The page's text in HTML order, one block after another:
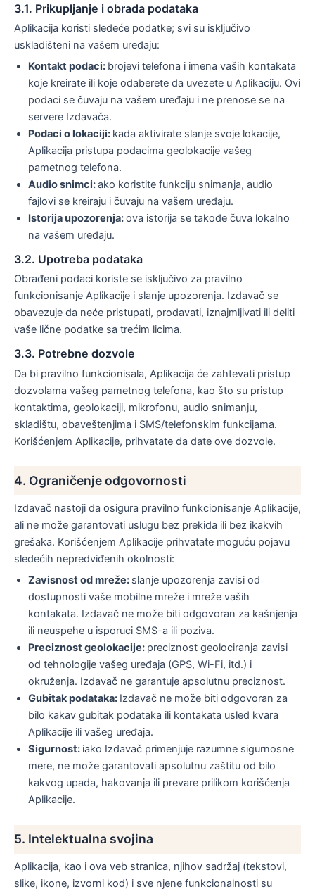
3.1. Prikupljanje i obrada podataka
Aplikacija koristi sledeće podatke; svi su isključivo
uskladišteni na vašem uređaju:
Kontakt podaci: brojevi telefona i imena vaših kontakata
koje kreirate ili koje odaberete da uvezete u Aplikaciju. Ovi
podaci se čuvaju na vašem uređaju i ne prenose se na
servere Izdavača.
Podaci o lokaciji: kada aktivirate slanje svoje lokacije,
Aplikacija pristupa podacima geolokacije vašeg
pametnog telefona.
Audio snimci:ako koristite funkciju snimanja, audio
fajlovi se kreiraju i čuvaju na vašem uređaju.
Istorija upozorenja:ova istorija se takođe čuva lokalno
na vašem uređaju.
3.2. Upotreba podataka
Obrađeni podaci koriste se isključivo za pravilno
funkcionisanje Aplikacije i slanje upozorenja. Izdavač se
obavezuje da neće pristupati, prodavati, iznajmljivati ili deliti
vaše lične podatke sa trećim licima.
3.3. Potrebne dozvole
Da bi pravilno funkcionisala, Aplikacija će zahtevati pristup
dozvolama vašeg pametnog telefona, kao što su pristup
kontaktima, geolokaciji, mikrofonu, audio snimanju,
skladištu, obaveštenjima i SMS/telefonskim funkcijama.
Korišćenjem Aplikacije, prihvatate da date ove dozvole.
4. Ograničenje odgovornosti
Izdavač nastoji da osigura pravilno funkcionisanje Aplikacije,
ali ne može garantovati uslugu bez prekida ili bez ikakvih
grešaka. Korišćenjem Aplikacije prihvatate moguću pojavu
sledećih nepredviđenih okolnosti:
Zavisnost od mreže: slanje upozorenja zavisi od
dostupnosti vaše mobilne mreže i mreže vaših
kontakata. Izdavač ne može biti odgovoran za kašnjenja
ili neuspehe u isporuci SMS-a ili poziva.
Preciznost geolokacije: preciznost geolociranja zavisi
od tehnologije vašeg uređaja (GPS, Wi-Fi, itd.) i
okruženja. Izdavač ne garantuje apsolutnu preciznost.
Gubitak podataka: Izdavač ne može biti odgovoran za
bilo kakav gubitak podataka ili kontakata usled kvara
Aplikacije ili vašeg uređaja.
Sigurnost: iako Izdavač primenjuje razumne sigurnosne
mere, ne može garantovati apsolutnu zaštitu od bilo
kakvog upada, hakovanja ili prevare prilikom korišćenja
Aplikacije.
5. Intelektualna svojina
Aplikacija, kao i ova veb stranica, njihov sadržaj (tekstovi,
slike, ikone, izvorni kod) i sve njene funkcionalnosti su